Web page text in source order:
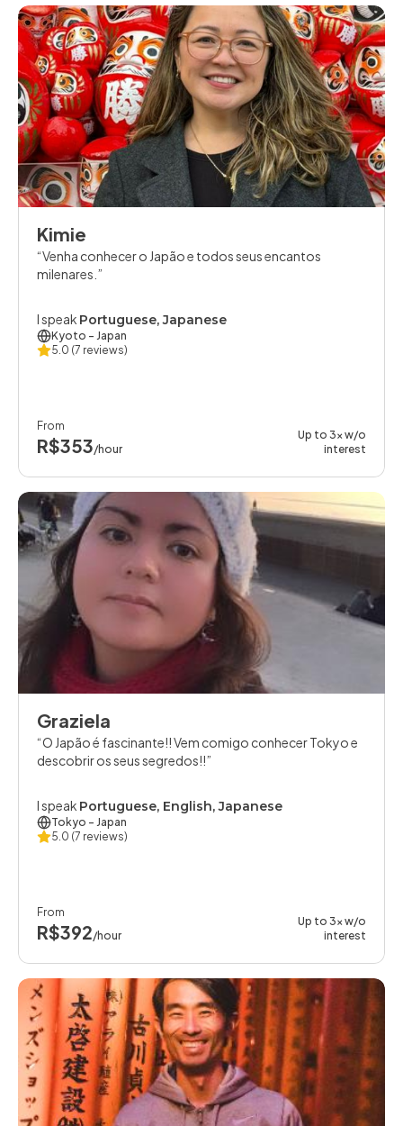
Kimie
Venha conhecer o Japão e todos seus encantos
milenares.
I speak Portuguese, Japanese
Kyoto - Japan
5.0 (7 reviews)
From
R$353/hour
Up to 3x w/o
interest
Graziela
O Japão é fascinante!! Vem comigo conhecer Tokyo e
descobrir os seus segredos!!
I speak Portuguese, English, Japanese
Tokyo - Japan
5.0 (7 reviews)
From
R$392/hour
Up to 3x w/o
interest